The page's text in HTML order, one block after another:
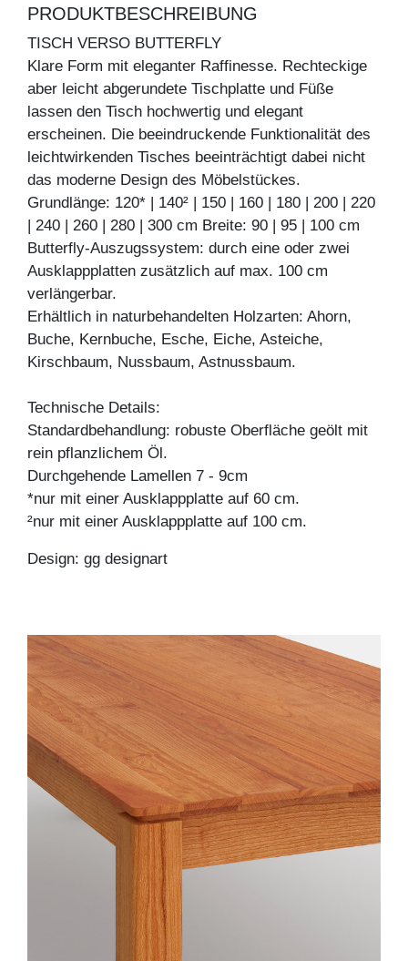
PRODUKTBESCHREIBUNG
TISCH VERSO BUTTERFLY
Klare Form mit eleganter Raffinesse. Rechteckige
aber leicht abgerundete Tischplatte und Füße
lassen den Tisch hochwertig und elegant
erscheinen. Die beeindruckende Funktionalität des
leichtwirkenden Tisches beeinträchtigt dabei nicht
das moderne Design des Möbelstückes.
Grundlänge: 120* | 140² | 150 | 160 | 180 | 200 | 220
| 240 | 260 | 280 | 300 cm Breite: 90 | 95 | 100 cm
Butterfly-Auszugssystem: durch eine oder zwei
Ausklappplatten zusätzlich auf max. 100 cm
verlängerbar.
Erhältlich in naturbehandelten Holzarten: Ahorn,
Buche, Kernbuche, Esche, Eiche, Asteiche,
Kirschbaum, Nussbaum, Astnussbaum.
Technische Details:
Standardbehandlung: robuste Oberfläche geölt mit
rein pflanzlichem Öl.
Durchgehende Lamellen 7 - 9cm
*nur mit einer Ausklappplatte auf 60 cm.
²nur mit einer Ausklappplatte auf 100 cm.
Design: gg designart